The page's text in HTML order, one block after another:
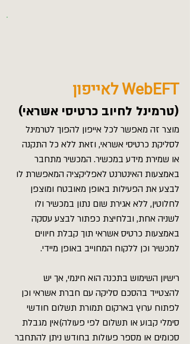
WebEFT לאייפון
(טרמינל לחיוב כרטיסי אשראי)
מוצר זה מאפשר לכל אייפון להפוך לטרמינל
לסליקת כרטיסי אשראי, וזאת ללא כל התקנה
או שמירת מידע במכשיר. המכשיר מתחבר
באמצעות האינטרנט לאפליקציה המאפשרת לו
לבצע את הפעילות באופן מאובטח ומוצפן
לחלוטין, ללא אגירת שום נתון במכשיר ולו
לשניה אחת, ובלחיצת כפתור לבצע עסקה
באמצעות כרטיס אשראי תוך קבלת חיווים
למכשיר וכן ללקוח המחוייב באופן מיידי.
רישיון השימוש בתכנה הוא חינמי, אך יש
להצטייד בהסכם סליקה עם חברת אשראי וכן
לפתוח ערוץ בארקום תמורת תשלום חודשי
סימלי קבוע או תשלום לפי פעולה)אין מגבלת
סכומים או מספר פעולות בחודש ניתן להתחבר